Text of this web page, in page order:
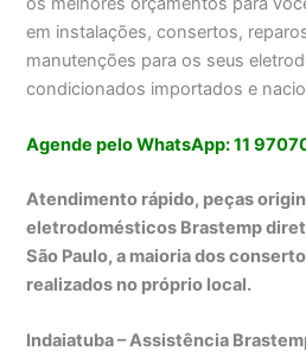
em instalações, consertos,
manutenções para os seus
condicionados importados e
Agende pelo WhatsApp: 11
Atendimento rápido, peças
eletrodomésticos Brastemp
São Paulo, a maioria dos
realizados no próprio local.
Indaiatuba – Assistência